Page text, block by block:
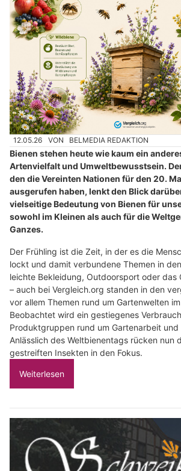
12.05.26 VON BELMEDIA REDAKTION
Bienen stehen heute wie kaum ein
Artenvielfalt und Umweltbewusstsein.
den die Vereinten Nationen für den 20.
ausgerufen haben, lenkt den Blick
vielseitige Bedeutung von Bienen für
sowohl im Kleinen als auch für die
Ganzes.
Der Frühling ist die Zeit, in der es die
lockt und damit verbundene Themen in
leichte Bekleidung, Outdoorsport oder das
– auch bei Vergleich.org standen in den
vor allem Themen rund um Gartenwelten
Beobachtet wird ein gestiegenes
Produktgruppen rund um Gartenarbeit und
Anlässlich des Weltbienentags rücken nun
gestreiften Insekten in den Fokus.
Weiterlesen